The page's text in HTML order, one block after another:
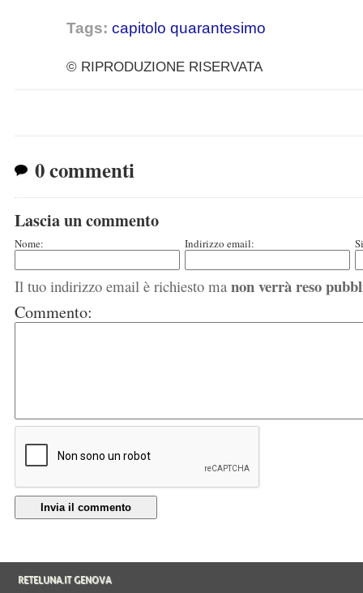
Tags: capitolo quarantesimo
© RIPRODUZIONE RISERVATA
0 commenti
Lascia un commento
Nome: Indirizzo email:
Il tuo indirizzo email è richiesto ma non verrà reso
Commento:
Invia il commento